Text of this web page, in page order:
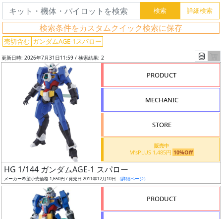
検索条件をカスタムクイック検索に保存
売切含む ガンダムAGE-1スパロー
グ
レ
ー
ド
成
更新日時: 2026年7月31日11:59 / 検索結果: 2
PRODUCT
MECHANIC
STORE
販売中
M’sPLUS 1,485円 10%Off
HG 1/144 ガンダムAGE-1 スパロー
メーカー希望小売価格 1,650円 / 発売日 2011年12月10日 （詳細ページ）
PRODUCT